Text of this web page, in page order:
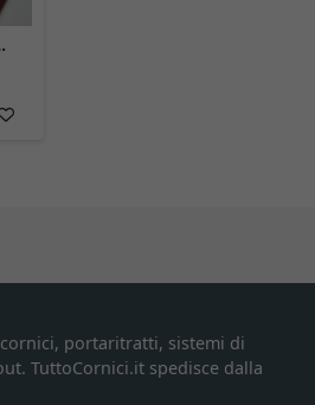
portaritratti, sistemi di
TuttoCornici.it spedisce dalla